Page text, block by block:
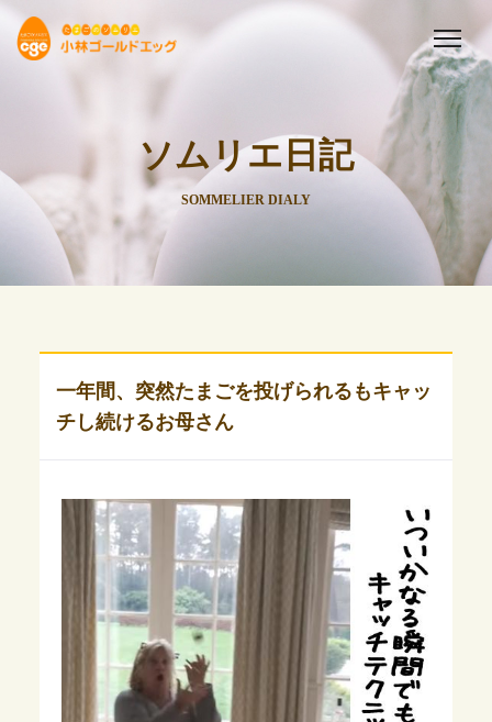
ソムリエ日記
SOMMELIER DIALY
一年間、突然たまごを投げられるもキャッ
チし続けるお母さん